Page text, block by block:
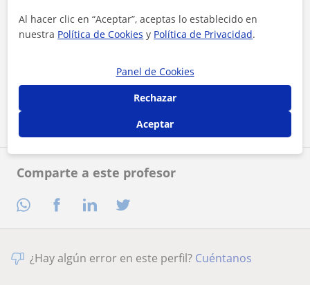
Comparte a este profesor
Contactar ahora
¿Hay algún error en este perfil? Cuéntanos
Al hacer clic en “Aceptar”, aceptas lo establecido en
nuestra Política de Cookies y Política de Privacidad.
Panel de Cookies
Rechazar
Aceptar